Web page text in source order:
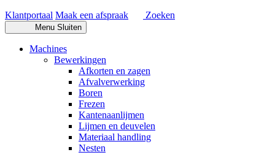
Klantportaal Maak een afspraak Zoeken
Menu Sluiten
Machines
Bewerkingen
Afkorten en zagen
Afvalverwerking
Boren
Frezen
Kantenaanlijmen
Lijmen en deuvelen
Materiaal handling
Nesten